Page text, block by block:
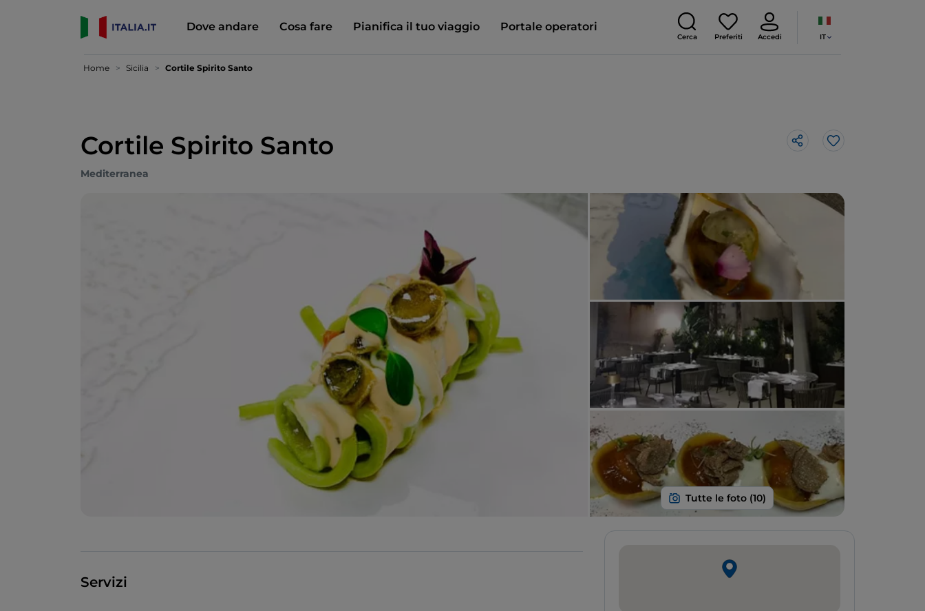
Dove andare Cosa fare Pianifica il tuo viaggio Portale operatori
Cerca Preferiti Accedi IT
Home Sicilia Cortile Spirito Santo
Cortile Spirito Santo Like
Mediterranea
Servizi